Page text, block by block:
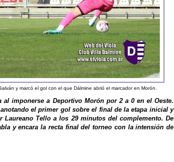
y marcó el gol con el que Dálmine abrió el marcador en Morón.
imponerse a Deportivo Morón por 2 a 0 en el Oeste.
el primer gol sobre el final de la etapa inicial y
Tello a los 29 minutos del complemento. De
y encara la recta final del torneo con la intensión de